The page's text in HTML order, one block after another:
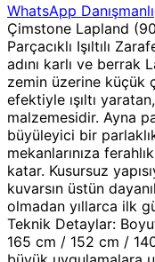
WhatsApp
Çimstone Lapland
Parçacıklı Işıltılı
adını karlı ve berrak
zemin üzerine küçük
efektiyle ışıltı
malzemesidir. Ayna
büyüleyici bir
mekanlarınıza
katar. Kusursuz
kuvarsın üstün
olmadan yıllarca ilk
Teknik Detaylar:
165 cm / 152 cm /